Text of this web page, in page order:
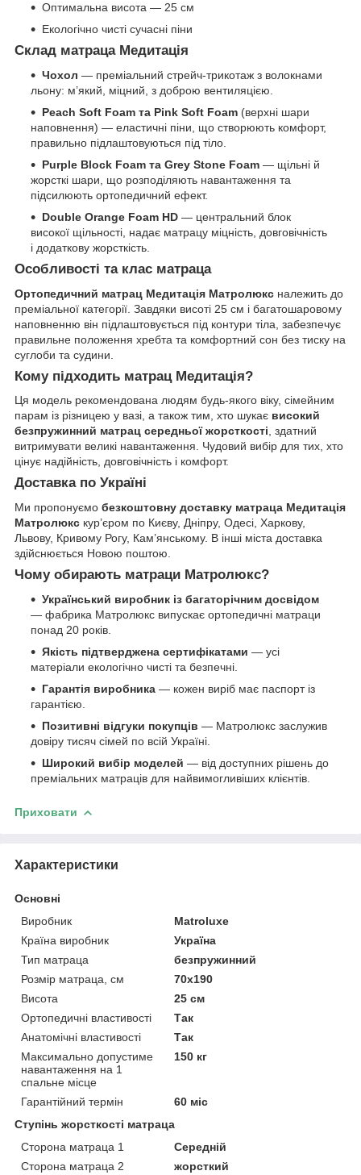
Оптимальна висота — 25 см
Екологічно чисті сучасні піни
Склад матраца Медитація
Чохол — преміальний стрейч-трикотаж з волокнами
льону: м’який, міцний, з доброю вентиляцією.
Peach Soft Foam та Pink Soft Foam (верхні шари
наповнення) — еластичні піни, що створюють комфорт,
правильно підлаштовуються під тіло.
Purple Block Foam та Grey Stone Foam — щільні й
жорсткі шари, що розподіляють навантаження та
підсилюють ортопедичний ефект.
Double Orange Foam HD — центральний блок
високої щільності, надає матрацу міцність, довговічність
і додаткову жорсткість.
Особливості та клас матраца
Ортопедичний матрац Медитація Матролюкс належить до
преміальної категорії. Завдяки висоті 25 см і багатошаровому
наповненню він підлаштовується під контури тіла, забезпечує
правильне положення хребта та комфортний сон без тиску на
суглоби та судини.
Кому підходить матрац Медитація?
Ця модель рекомендована людям будь-якого віку, сімейним
парам із різницею у вазі, а також тим, хто шукає високий
безпружинний матрац середньої жорсткості, здатний
витримувати великі навантаження. Чудовий вибір для тих, хто
цінує надійність, довговічність і комфорт.
Доставка по Україні
Ми пропонуємо безкоштовну доставку матраца Медитація
Матролюкс кур’єром по Києву, Дніпру, Одесі, Харкову,
Львову, Кривому Рогу, Кам’янському. В інші міста доставка
здійснюється Новою поштою.
Чому обирають матраци Матролюкс?
Український виробник із багаторічним досвідом
— фабрика Матролюкс випускає ортопедичні матраци
понад 20 років.
Якість підтверджена сертифікатами — усі
матеріали екологічно чисті та безпечні.
Гарантія виробника — кожен виріб має паспорт із
гарантією.
Позитивні відгуки покупців — Матролюкс заслужив
довіру тисяч сімей по всій Україні.
Широкий вибір моделей — від доступних рішень до
преміальних матраців для найвимогливіших клієнтів.
Приховати
Характеристики
Основні
Виробник
Matroluxe
Країна виробник
Україна
Тип матраца
безпружинний
Розмір матраца, см
70х190
Висота
25 см
Ортопедичні властивості
Так
Анатомічні властивості
Так
Максимально допустиме
навантаження на 1
спальне місце
150 кг
Гарантійний термін
60 міс
Ступінь жорсткості матраца
Сторона матраца 1
Середній
Сторона матраца 2
жорсткий